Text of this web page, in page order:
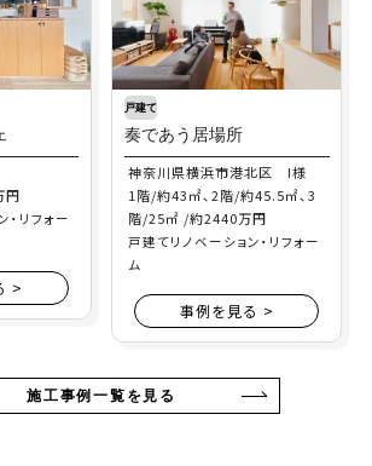
円
・リフォー
>
戸建て
奏であう居場所
神奈川県横浜市港北区 I様
1階/約43㎡、2階/約45.5㎡、3
階/25㎡ /約2440万円
戸建てリノベーション・リフォー
ム
事例を見る >
施工事例一覧を見る